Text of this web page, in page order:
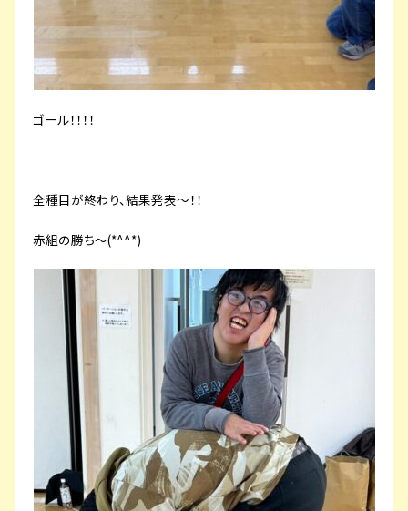
ゴール！！！！
全種目が終わり、結果発表～！！
赤組の勝ち～(*^^*)